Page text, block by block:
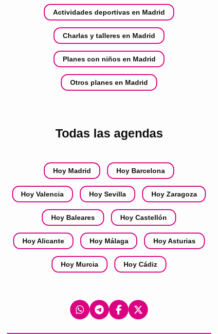
Actividades deportivas en Madrid
Charlas y talleres en Madrid
Planes con niños en Madrid
Otros planes en Madrid
Todas las agendas
Hoy Madrid Hoy Barcelona
Hoy Valencia Hoy Sevilla Hoy Zaragoza
Hoy Baleares Hoy Castellón
Hoy Alicante Hoy Málaga Hoy Asturias
Hoy Murcia Hoy Cádiz